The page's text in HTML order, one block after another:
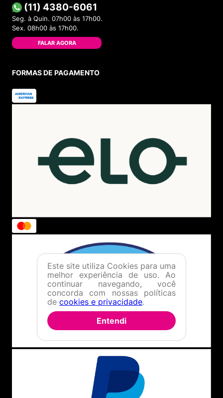
(11) 4380-6061
Seg. à Quin. 07h00 às 17h00.
Sex. 08h00 às 17h00.
FALAR AGORA
FORMAS DE PAGAMENTO
Este site utiliza Cookies para uma
melhor experiência de uso. Ao
continuar navegando, você
concorda com nossas políticas
de cookies e privacidade.
Entendi